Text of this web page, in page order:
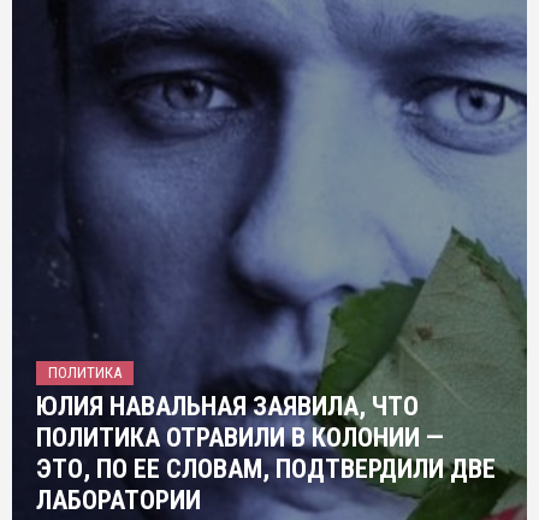
ПОЛИТИКА
ЮЛИЯ НАВАЛЬНАЯ ЗАЯВИЛА, ЧТО
ПОЛИТИКА ОТРАВИЛИ В КОЛОНИИ —
ЭТО, ПО ЕЕ СЛОВАМ, ПОДТВЕРДИЛИ ДВЕ
ЛАБОРАТОРИИ